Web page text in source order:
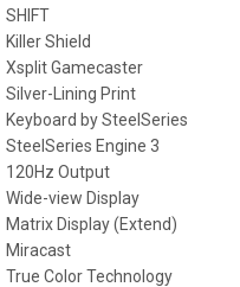
SHIFT
Killer Shield
Xsplit Gamecaster
Silver-Lining Print
Keyboard by SteelSeries
SteelSeries Engine 3
120Hz Output
Wide-view Display
Matrix Display (Extend)
Miracast
True Color Technology